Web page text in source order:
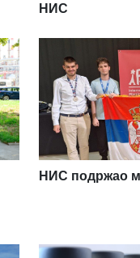
НИС
НИС подржао